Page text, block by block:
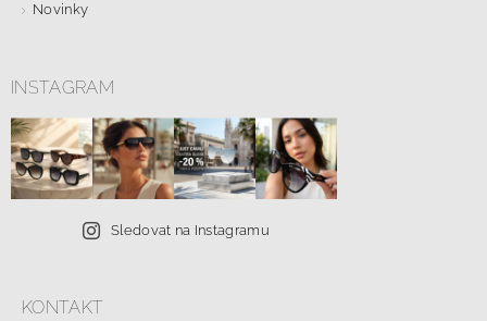
Novinky
INSTAGRAM
Sledovat na Instagramu
KONTAKT